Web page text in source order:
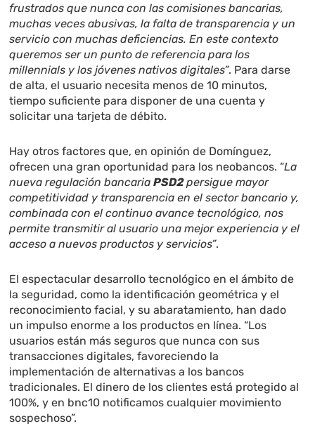
frustrados que nunca con las comisiones bancarias,
muchas veces abusivas, la falta de transparencia y un
servicio con muchas deficiencias. En este contexto
queremos ser un punto de referencia para los
millennials y los jóvenes nativos digitales”. Para darse
de alta, el usuario necesita menos de 10 minutos,
tiempo suficiente para disponer de una cuenta y
solicitar una tarjeta de débito.
Hay otros factores que, en opinión de Domínguez,
ofrecen una gran oportunidad para los neobancos. “La
nueva regulación bancariaPSD2persigue mayor
competitividad y transparencia en el sector bancario y,
combinada con el continuo avance tecnológico, nos
permite transmitir al usuario una mejor experiencia y el
acceso a nuevos productos y servicios”.
El espectacular desarrollo tecnológico en el ámbito de
la seguridad, como la identificación geométrica y el
reconocimiento facial, y su abaratamiento, han dado
un impulso enorme a los productos en línea. “Los
usuarios están más seguros que nunca con sus
transacciones digitales, favoreciendo la
implementación de alternativas a los bancos
tradicionales. El dinero de los clientes está protegido al
100%, y en bnc10 notificamos cualquier movimiento
sospechoso”.